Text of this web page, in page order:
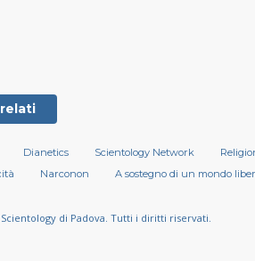
Dianetics Scientology Network
Narconon A sostegno di un mondo
di Padova. Tutti i diritti riservati.